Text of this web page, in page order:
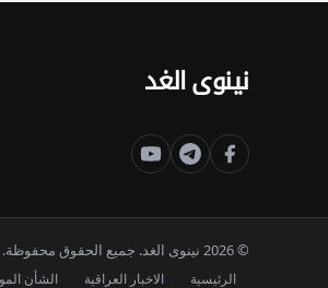
نينوى الغد
© 2026 نينوى الغد. جميع الحقوق محفوظة.
الرئيسية الاخبار العراقية الشأن